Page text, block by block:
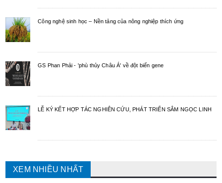
Công nghệ sinh học – Nền tảng của nông nghiệp thích ứng
GS Phan Phải - 'phù thủy Châu Á' về đột biến gene
LỄ KÝ KẾT HỢP TÁC NGHIÊN CỨU, PHÁT TRIỂN SÂM NGỌC LINH
XEM NHIỀU NHẤT